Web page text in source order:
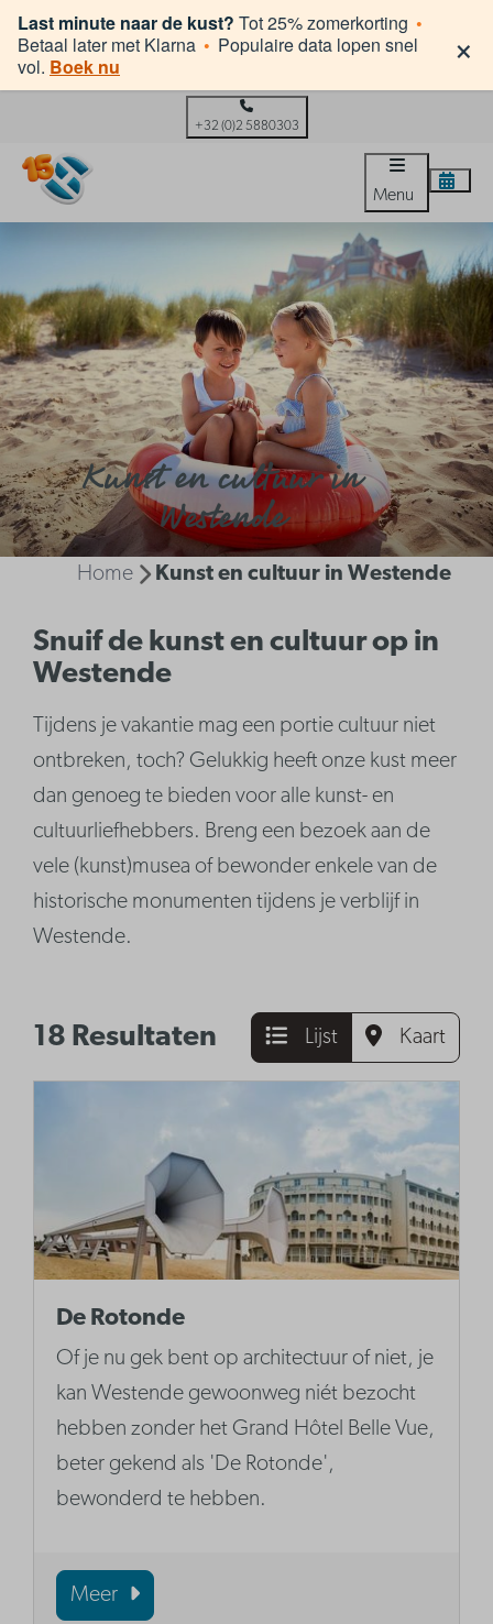
Last minute naar de kust? Tot 25% zomerkorting •
Betaal later met Klarna • Populaire data lopen snel
vol. Boek nu ×
+32 (0)2 5880303
Menu
Kunst en cultuur in
Westende
Home Kunst en cultuur in Westende
Snuif de kunst en cultuur op in
Westende
Tijdens je vakantie mag een portie cultuur niet
ontbreken, toch? Gelukkig heeft onze kust meer
dan genoeg te bieden voor alle kunst- en
cultuurliefhebbers. Breng een bezoek aan de
vele (kunst)musea of bewonder enkele van de
historische monumenten tijdens je verblijf in
Westende.
18 Resultaten Lijst Kaart
De Rotonde
Of je nu gek bent op architectuur of niet, je
kan Westende gewoonweg niét bezocht
hebben zonder het Grand Hôtel Belle Vue,
beter gekend als 'De Rotonde',
bewonderd te hebben.
Meer